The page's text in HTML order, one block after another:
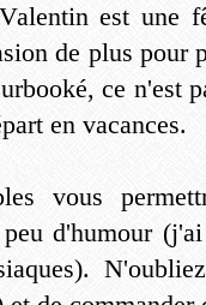
est une
de plus pour
ce n'est
en vacances.
vous
d'humour